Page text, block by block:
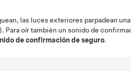
las luces exteriores parpadean
Para oír también un sonido de
de confirmación de seguro.